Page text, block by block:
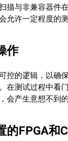
描与非兼容器件
允许一定程度的
作
控的逻辑，以确
在测试过程中看
会产生意想不到
的FPGA和